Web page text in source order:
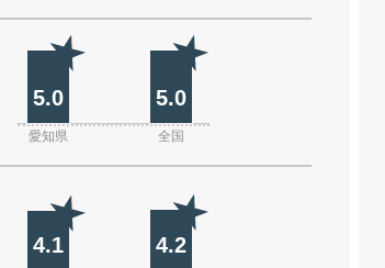
5.0 5.0
愛知県 全国
4.1 4.2